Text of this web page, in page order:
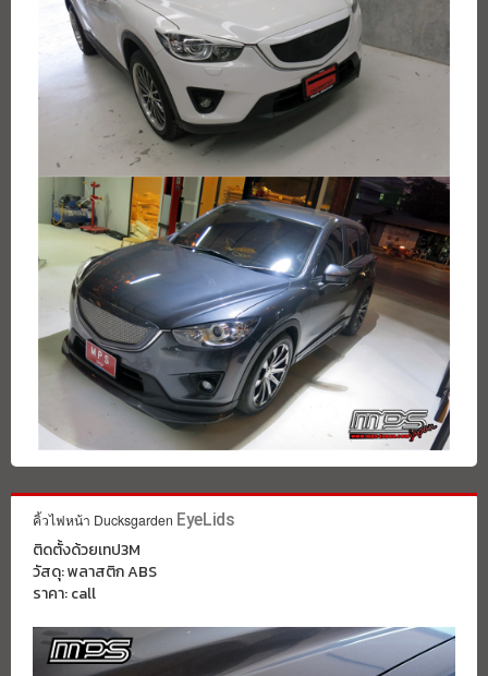
คิ้วไฟหน้า Ducksgarden EyeLids
ติดตั้งด้วยเทป3M
วัสดุ: พลาสติก ABS
ราคา: call